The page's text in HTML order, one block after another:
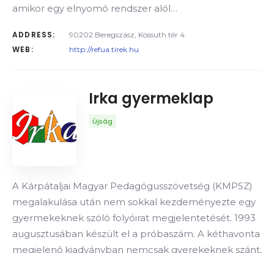
amikor egy elnyomó rendszer alól…
ADDRESS: 90202 Beregszász, Kossuth tér 4.
WEB: http://refua.tirek.hu
Irka gyermeklap
Újság
A Kárpátaljai Magyar Pedagógusszövetség (KMPSZ)
megalakulása után nem sokkal kezdeményezte egy
gyermekeknek szóló folyóirat megjelentetését. 1993
augusztusában készült el a próbaszám. A kéthavonta
megjelenő kiadványban nemcsak gyerekeknek szánt,